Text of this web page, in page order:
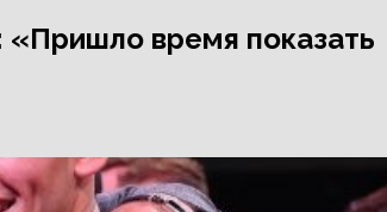
время показать